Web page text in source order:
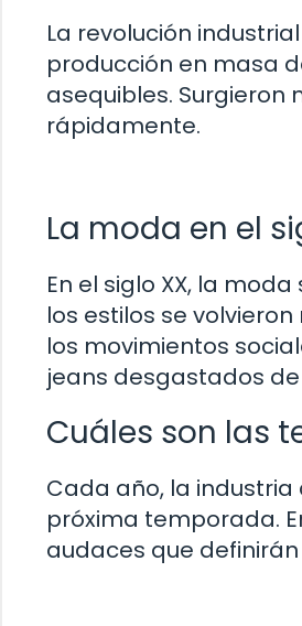
La revolución
producción en masa
asequibles. Surgieron
rápidamente.
La moda en el
En el siglo XX, la
los estilos se
los movimientos
jeans desgastados
Cuáles son las
Cada año, la
próxima temporada.
audaces que